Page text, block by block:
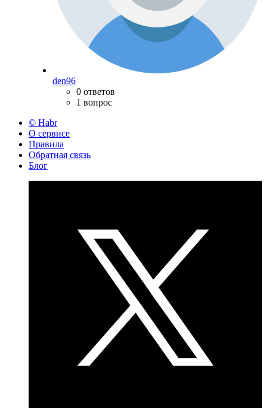
den96
0 ответов
1 вопрос
© Habr
О сервисе
Правила
Обратная связь
Блог